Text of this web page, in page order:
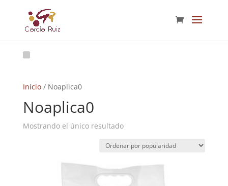
Inicio/ Noaplica0
Noaplica0
Mostrando el único resultado